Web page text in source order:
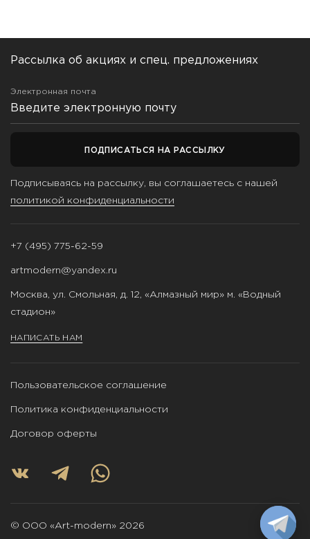
Рассылка об акциях и спец. предложениях
Электронная почта
ПОДПИСАТЬСЯ НА РАССЫЛКУ
Подписываясь на рассылку, вы соглашаетесь с нашей
политикой конфиденциальности
+7 (495) 775-62-59
artmodern@yandex.ru
Москва, ул. Смольная, д. 12, «Алмазный мир» м. «Водный
стадион»
НАПИСАТЬ НАМ
Пользовательское соглашение
Политика конфиденциальности
Договор оферты
© ООО «Art-modern» 2026